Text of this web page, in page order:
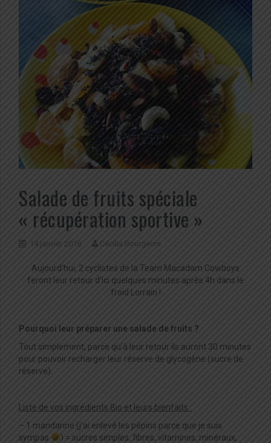
Salade de fruits spéciale
« récupération sportive »
14 janvier 2018 Cécilia Bourgeois
Aujourd’hui, 2 cyclistes de la Team Macadam Cowboys
feront leur retour d’ici quelques minutes après 4h dans le
froid Lorrain !
Pourquoi leur préparer une salade de fruits ?
Tout simplement, parce qu’à leur retour ils auront 30 minutes
pour pouvoir recharger leur réserve de glycogène (sucre de
réserve).
Liste de vos ingrédients Bio et leurs bienfaits :
– 1 mandarine (j’ai enlevé les pépins parce que je suis
sympas
) = sucres simples, fibres, vitamines, minéraux,